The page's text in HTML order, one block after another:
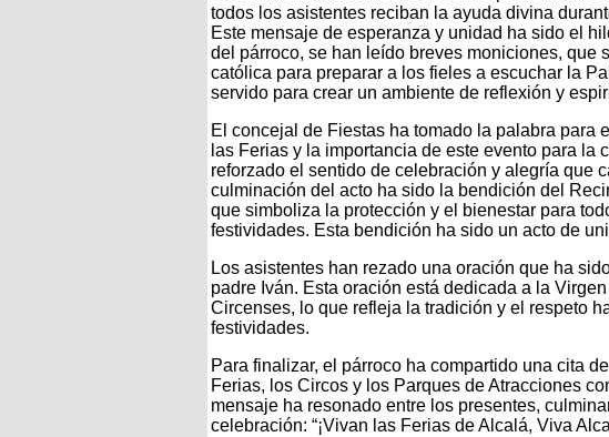
todos los asistentes reciban la ayuda divina
Este mensaje de esperanza y unidad ha sido el
del párroco, se han leído breves moniciones, que
católica para preparar a los fieles a escuchar la
servido para crear un ambiente de reflexión y
El concejal de Fiestas ha tomado la palabra para
las Ferias y la importancia de este evento para la
reforzado el sentido de celebración y alegría que
culminación del acto ha sido la bendición del
que simboliza la protección y el bienestar para
festividades. Esta bendición ha sido un acto de
Los asistentes han rezado una oración que ha
padre Iván. Esta oración está dedicada a la
Circenses, lo que refleja la tradición y el respeto
festividades.
Para finalizar, el párroco ha compartido una cita
Ferias, los Circos y los Parques de Atracciones
mensaje ha resonado entre los presentes,
celebración: “¡Vivan las Ferias de Alcalá, Viva